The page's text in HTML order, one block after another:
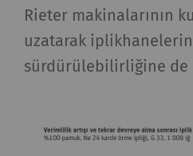
Rieter makinalarının
uzatarak iplikhanelerin
sürdürülebilirliğine de
kullanıcı
analizine olanak
sağlayan
verileri
_gat_XXX
Google